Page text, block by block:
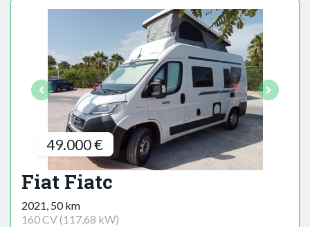
49.000 €
Fiat Fiatc
2021, 50 km
160 CV (117,68 kW)